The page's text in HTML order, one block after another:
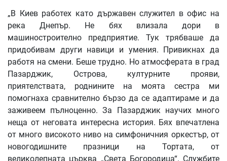
„В Киев работех като държавен служител в офис на
река Днепър. Не бях влизала дори в
машиностроително предприятие. Тук трябваше да
придобивам други навици и умения. Привикнах да
работя на смени. Беше трудно. Но атмосферата в град
Пазарджик, Острова, културните прояви,
приятелствата, роднините на моята сестра ми
помогнаха сравнително бързо да се адаптираме и да
заживеем пълноценно. За Пазарджик научих много
неща от неговата интересна история. Бях впечатлена
от много високото ниво на симфоничния оркестър, от
новогодишните празници на Тортата, от
великолепната църква „Света Богородица“. Службите